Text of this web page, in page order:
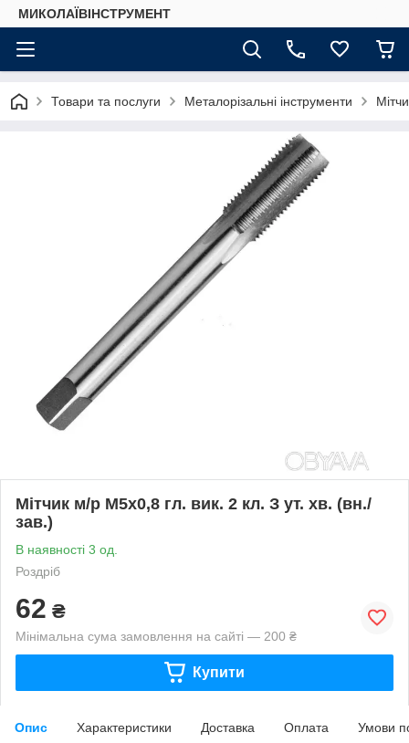
МИКОЛАЇВІНСТРУМЕНТ
Товари та послуги Металорізальні інструменти
Мітчик м/р М5х0,8 гл. вик. 2 кл. З ут. хв. (вн./
зав.)
В наявності 3 од.
Роздріб
62 ₴
Мінімальна сума замовлення на сайті — 200 ₴
Купити
Опис Характеристики Доставка Оплата Умови